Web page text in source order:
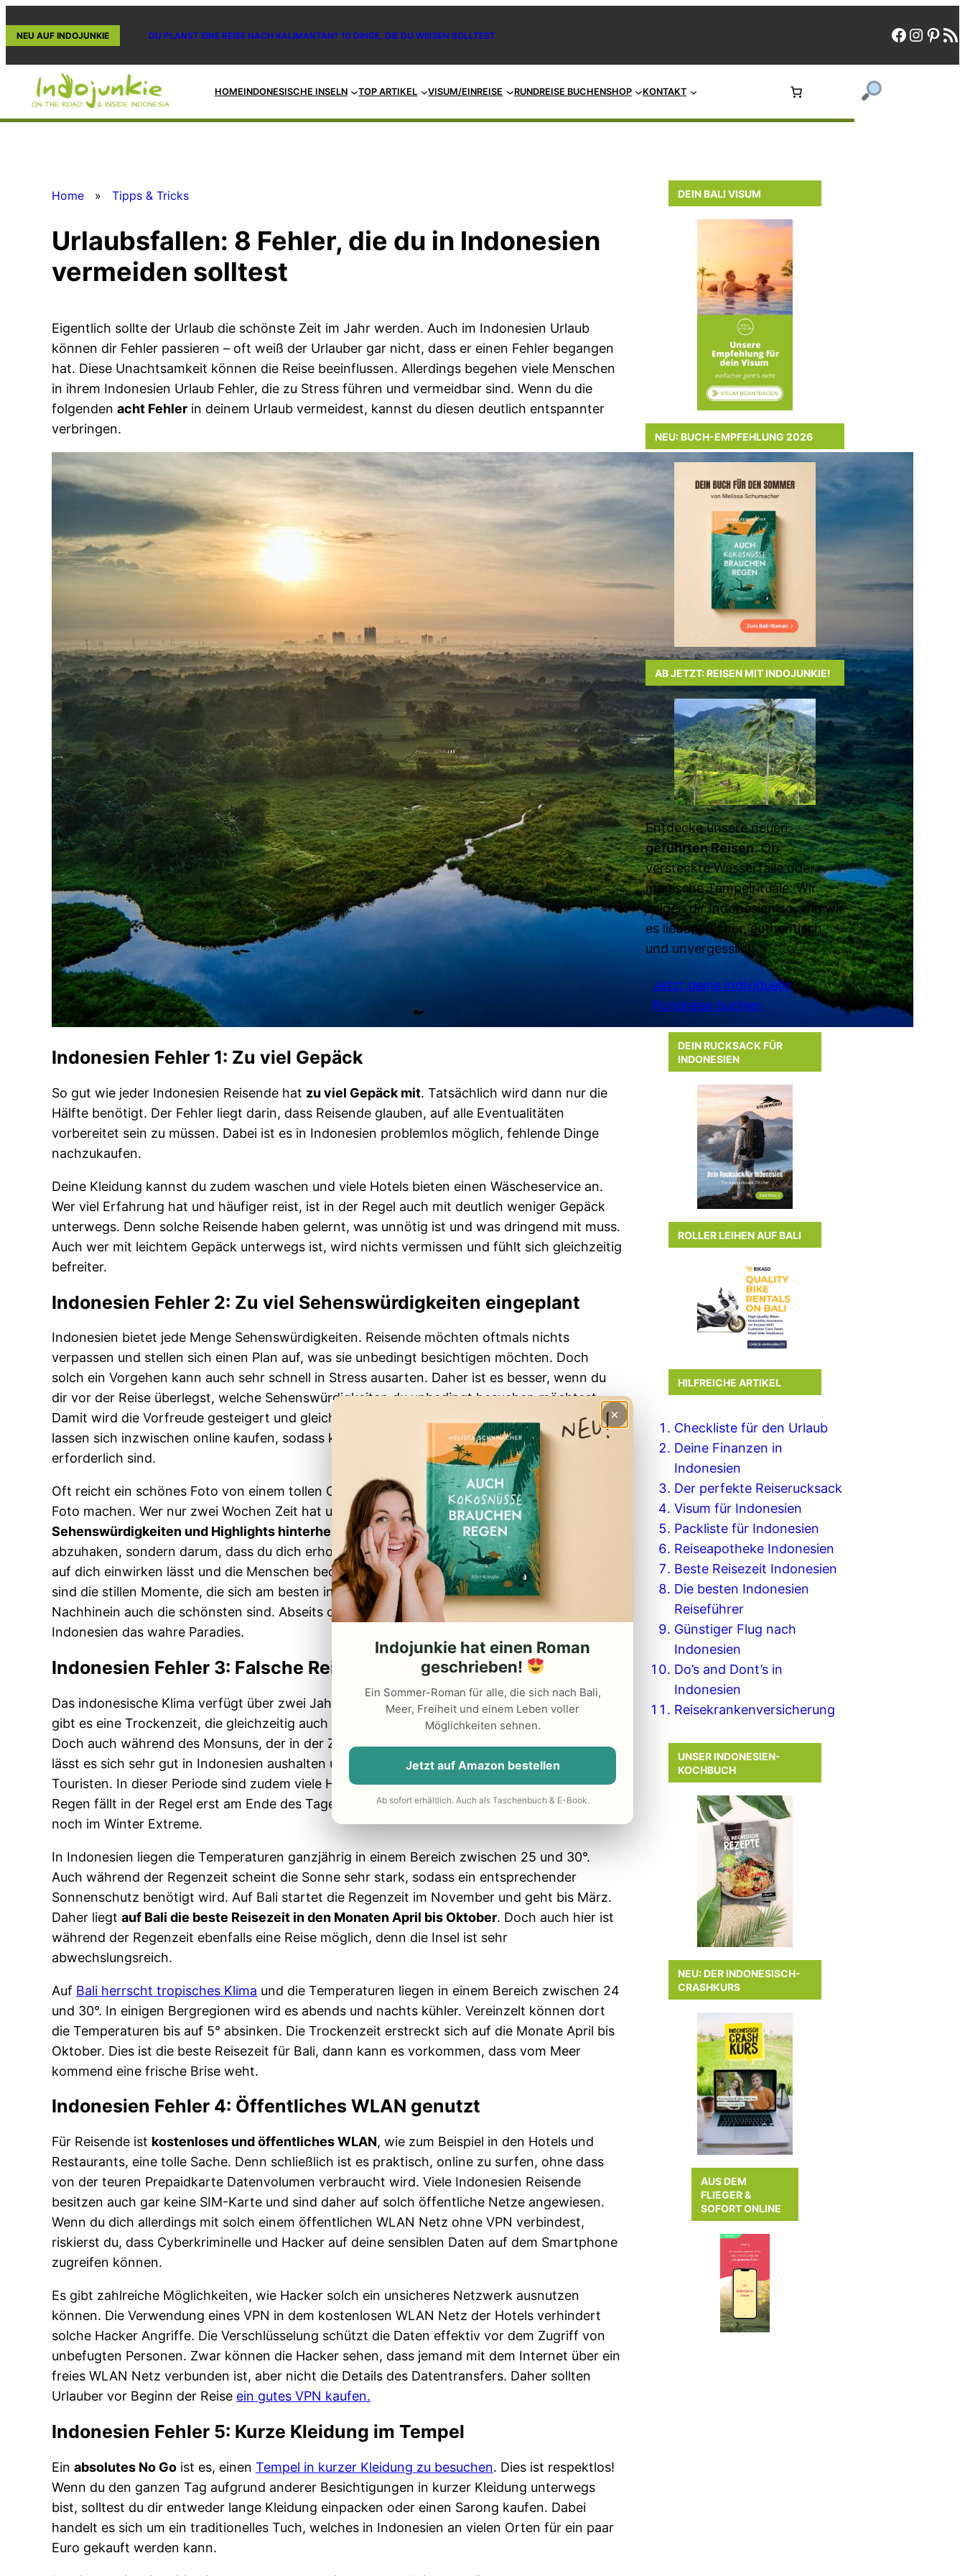
Inhalt
NEU AUF INDOJUNKIE DU PLANST EINE REISE NACH KALIMANTAN? 10 DINGE, DIE DU WISSEN SOLLTEST facebook
HOMEINDONESISCHE INSELN TOP ARTIKEL VISUM/EINREISE RUNDREISE BUCHENSHOP KONTAKT
Home » Tipps & Tricks
Urlaubsfallen: 8 Fehler, die du in Indonesien
vermeiden solltest
Eigentlich sollte der Urlaub die schönste Zeit im Jahr werden. Auch im Indonesien Urlaub
können dir Fehler passieren – oft weiß der Urlauber gar nicht, dass er einen Fehler begangen
hat. Diese Unachtsamkeit können die Reise beeinflussen. Allerdings begehen viele Menschen
in ihrem Indonesien Urlaub Fehler, die zu Stress führen und vermeidbar sind. Wenn du die
folgenden acht Fehler in deinem Urlaub vermeidest, kannst du diesen deutlich entspannter
verbringen.
Indonesien Fehler 1: Zu viel Gepäck
So gut wie jeder Indonesien Reisende hat zu viel Gepäck mit. Tatsächlich wird dann nur die
Hälfte benötigt. Der Fehler liegt darin, dass Reisende glauben, auf alle Eventualitäten
vorbereitet sein zu müssen. Dabei ist es in Indonesien problemlos möglich, fehlende Dinge
nachzukaufen.
Deine Kleidung kannst du zudem waschen und viele Hotels bieten einen Wäscheservice an.
Wer viel Erfahrung hat und häufiger reist, ist in der Regel auch mit deutlich weniger Gepäck
unterwegs. Denn solche Reisende haben gelernt, was unnötig ist und was dringend mit muss.
Auch wer mit leichtem Gepäck unterwegs ist, wird nichts vermissen und fühlt sich gleichzeitig
befreiter.
Indonesien Fehler 2: Zu viel Sehenswürdigkeiten eingeplant
Indonesien bietet jede Menge Sehenswürdigkeiten. Reisende möchten oftmals nichts
verpassen und stellen sich einen Plan auf, was sie unbedingt besichtigen möchten. Doch
solch ein Vorgehen kann auch sehr schnell in Stress ausarten. Daher ist es besser, wenn du
dir vor der Reise überlegst, welche Sehenswürdigkeiten du unbedingt besuchen möchtest.
Damit wird die Vorfreude gesteigert und gleichzeitig kannst du Zeit sparen. Viele Tickets
lassen sich inzwischen online kaufen, sodass keine Wartezeiten an der Eintrittskasse
erforderlich sind.
Oft reicht ein schönes Foto von einem tollen Ort und Urlauber möchten dorthin und auch ein
Foto machen. Wer nur zwei Wochen Zeit hat und viel sehen möchte,jagt oft den
Sehenswürdigkeiten und Highlights hinterher
. Beim Urlaub geht es nicht darum, eine Liste
abzuhaken, sondern darum, dass du dich erholst. Wenn du in Ruhe die Faszination des Ortes
auf dich einwirken lässt und die Menschen beobachtest, kannst du vielmehr entspannen. Es
sind die stillen Momente, die sich am besten in unseren Erinnerungen festigen und im
Nachhinein auch die schönsten sind. Abseits der üblichen Trampelpfade befindet sich in
Indonesien das wahre Paradies.
Indonesien Fehler 3: Falsche Reisezeit
Das indonesische Klima verfügt über zwei Jahreszeiten und ist tropisch. Von April bis Oktober
gibt es eine Trockenzeit, die gleichzeitig auch die
beste Reisezeitist für die Inselgruppen.
Doch auch während des Monsuns, der in der Zeit zwischen November und März stattfindet,
lässt es sich sehr gut in Indonesien aushalten und das Land ist nicht so überlaufen mit
Touristen. In dieser Periode sind zudem viele Hotels preiswerter, als in der Hochsaison. Der
Regen fällt in der Regel erst am Ende des Tages und auf den Inseln gibt es weder im Sommer,
noch im Winter Extreme.
In Indonesien liegen die Temperaturen ganzjährig in einem Bereich zwischen 25 und 30°.
Auch während der Regenzeit scheint die Sonne sehr stark, sodass ein entsprechender
Sonnenschutz benötigt wird. Auf Bali startet die Regenzeit im November und geht bis März.
Daher liegt auf Bali die beste Reisezeit in den Monaten April bis Oktober. Doch auch hier ist
während der Regenzeit ebenfalls eine Reise möglich, denn die Insel ist sehr
abwechslungsreich.
Auf Bali herrscht tropisches Klima und die Temperaturen liegen in einem Bereich zwischen 24
und 30°. In einigen Bergregionen wird es abends und nachts kühler. Vereinzelt können dort
die Temperaturen bis auf 5° absinken. Die Trockenzeit erstreckt sich auf die Monate April bis
Oktober. Dies ist die beste Reisezeit für Bali, dann kann es vorkommen, dass vom Meer
kommend eine frische Brise weht.
Indonesien Fehler 4: Öffentliches WLAN genutzt
Für Reisende ist kostenloses und öffentliches WLAN, wie zum Beispiel in den Hotels und
Restaurants, eine tolle Sache. Denn schließlich ist es praktisch, online zu surfen, ohne dass
von der teuren Prepaidkarte Datenvolumen verbraucht wird. Viele Indonesien Reisende
besitzen auch gar keine SIM-Karte und sind daher auf solch öffentliche Netze angewiesen.
Wenn du dich allerdings mit solch einem öffentlichen WLAN Netz ohne VPN verbindest,
riskierst du, dass Cyberkriminelle und Hacker auf deine sensiblen Daten auf dem Smartphone
zugreifen können.
Es gibt zahlreiche Möglichkeiten, wie Hacker solch ein unsicheres Netzwerk ausnutzen
können. Die Verwendung eines VPN in dem kostenlosen WLAN Netz der Hotels verhindert
solche Hacker Angriffe. Die Verschlüsselung schützt die Daten effektiv vor dem Zugriff von
unbefugten Personen. Zwar können die Hacker sehen, dass jemand mit dem Internet über ein
freies WLAN Netz verbunden ist, aber nicht die Details des Datentransfers. Daher sollten
Urlauber vor Beginn der Reise ein gutes VPN kaufen.
Indonesien Fehler 5: Kurze Kleidung im Tempel
Ein absolutes No Go ist es, einen Tempel in kurzer Kleidung zu besuchen. Dies ist respektlos!
Wenn du den ganzen Tag aufgrund anderer Besichtigungen in kurzer Kleidung unterwegs
bist, solltest du dir entweder lange Kleidung einpacken oder einen Sarong kaufen. Dabei
handelt es sich um ein traditionelles Tuch, welches in Indonesien an vielen Orten für ein paar
Euro gekauft werden kann.
DEIN BALI VISUM
NEU: BUCH-EMPFEHLUNG 2026
AB JETZT: REISEN MIT INDOJUNKIE!
Entdecke unsere neuen
geführten Reisen. Ob
versteckte Wasserfälle oder
magische Tempelrituale: Wir
zeigen dir Indonesien so, wie wir
es lieben. Sicher, authentisch
und unvergesslich.
Jetzt deine individuelle
Rundreise buchen
DEIN RUCKSACK FÜR
INDONESIEN
ROLLER LEIHEN AUF BALI
HILFREICHE ARTIKEL
Checkliste für den Urlaub
Deine Finanzen in
Indonesien
Der perfekte Reiserucksack
Visum für Indonesien
Packliste für Indonesien
Reiseapotheke Indonesien
Beste Reisezeit Indonesien
Die besten Indonesien
Reiseführer
Günstiger Flug nach
Indonesien
Do’s and Dont’s in
Indonesien
Reisekrankenversicherung
UNSER INDONESIEN-
KOCHBUCH
NEU: DER INDONESISCH-
CRASHKURS
AUS DEM
FLIEGER &
SOFORT ONLINE
×
Indojunkie hat einen Roman
geschrieben!
Ein Sommer-Roman für alle, die sich nach Bali,
Meer, Freiheit und einem Leben voller
Möglichkeiten sehnen.
Jetzt auf Amazon bestellen
Ab sofort erhältlich. Auch als Taschenbuch & E-Book.